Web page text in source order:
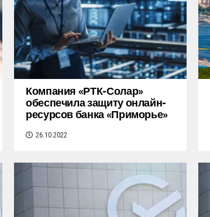
Компания «РТК-Солар»
обеспечила защиту онлайн-
ресурсов банка «Приморье»
26.10.2022